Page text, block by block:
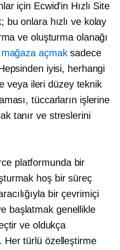
için Ecwid'in Hızlı Site
bu onlara hızlı ve kolay
ve oluşturma olanağı
açmaksadece
iyisi, herhangi
veya ileri düzey teknik
tüccarların işlerine
tanır ve streslerini
platformunda bir
hoş bir süreç
bir çevrimiçi
başlatmak genellikle
ve oldukça
Her türlü özelleştirme